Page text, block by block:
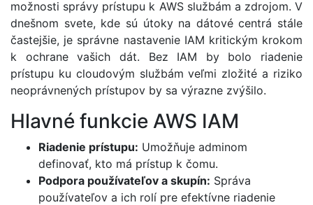
možnosti správy prístupu k AWS službám a zdrojom. V
dnešnom svete, kde sú útoky na dátové centrá stále
častejšie, je správne nastavenie IAM kritickým krokom
k ochrane vašich dát. Bez IAM by bolo riadenie
prístupu ku cloudovým službám veľmi zložité a riziko
neoprávnených prístupov by sa výrazne zvýšilo.
Hlavné funkcie AWS IAM
Riadenie prístupu: Umožňuje adminom
definovať, kto má prístup k čomu.
Podpora používateľov a skupín: Správa
používateľov a ich rolí pre efektívne riadenie